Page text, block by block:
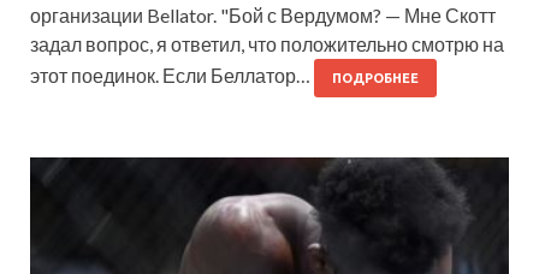
организации Bellator. "Бой с Вердумом? — Мне Скотт
задал вопрос, я ответил, что положительно смотрю на
этот поединок. Если Беллатор…
ПОДРОБНЕЕ